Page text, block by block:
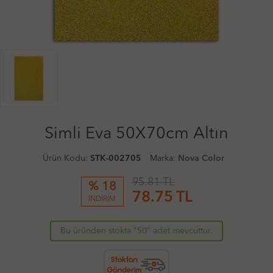
Simli Eva 50X70cm Altın
Ürün Kodu: STK-002705 Marka: Nova Color
% 18
İNDİRİM
95.81 TL
78.75 TL
Bu üründen stokta "50" adet mevcuttur.